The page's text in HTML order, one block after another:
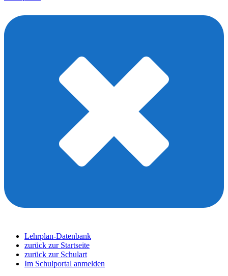
Lehrplan-Datenbank
zurück zur Startseite
zurück zur Schulart
Im Schulportal anmelden